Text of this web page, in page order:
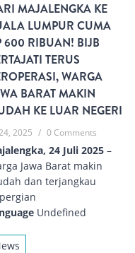
MAJALENGKA KE
LUMPUR CUMA
600 RIBUAN! BIJB
TERUS
WARGA
BARAT MAKIN
KE LUAR NEGERI
2025 / 0 Comments
24 Juli 2025 –
Jawa Barat makin
dan terjangkau
Undefined